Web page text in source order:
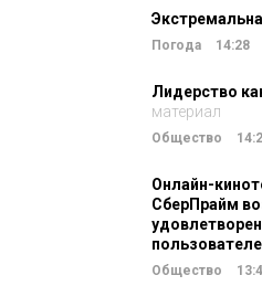
Погода 14:28
Лидерство
материал
Общество
Онлайн-
СберПрайм
Общество